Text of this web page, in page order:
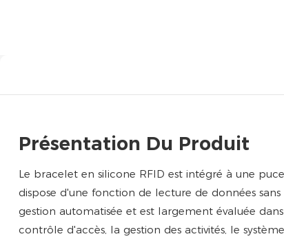
Présentation Du Produit
Le bracelet en silicone RFID est intégré à une
dispose d'une fonction de lecture de données
gestion automatisée et est largement évaluée
contrôle d'accès, la gestion des activités, le